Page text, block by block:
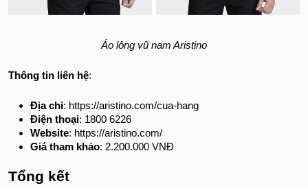
Áo lông vũ nam Aristino
Thông tin liên hệ:
Địa chỉ: https://aristino.com/cua-hang
Điện thoại: 1800 6226
Website: https://aristino.com/
Giá tham khảo: 2.200.000 VNĐ
Tổng kết